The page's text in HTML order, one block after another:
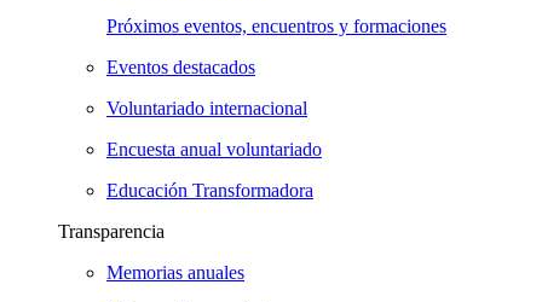
Próximos eventos, encuentros y formaciones
Eventos destacados
Voluntariado internacional
Encuesta anual voluntariado
Educación Transformadora
Transparencia
Memorias anuales